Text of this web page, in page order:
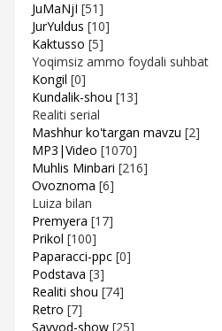
JuMaNjI [51]
JurYuldus [10]
Kaktusso [5]
Yoqimsiz ammo foydali suhbat
Kongil [0]
Kundalik-shou [13]
Realiti serial
Mashhur ko'targan mavzu [2]
MP3|Video [1070]
Muhlis Minbari [216]
Ovoznoma [6]
Luiza bilan
Premyera [17]
Prikol [100]
Paparacci-ppc [0]
Podstava [3]
Realiti shou [74]
Retro [7]
Sayyod-show [25]